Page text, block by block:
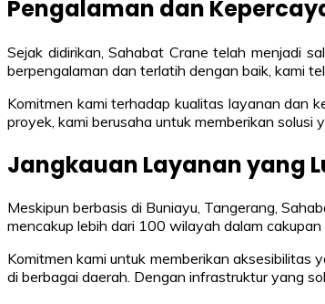
Pengalaman dan
Sejak didirikan, Sahabat Crane telah menjadi
berpengalaman dan terlatih dengan baik, kami
Komitmen kami terhadap kualitas layanan dan
proyek, kami berusaha untuk memberikan
Jangkauan Layanan yang
Meskipun berbasis di Buniayu, Tangerang,
mencakup lebih dari 100 wilayah dalam
Komitmen kami untuk memberikan aksesibilitas
di berbagai daerah. Dengan infrastruktur yang